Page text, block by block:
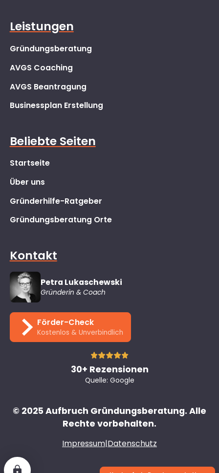
Leistungen
Gründungsberatung
AVGS Coaching
AVGS Beantragung
Businessplan Erstellung
Beliebte Seiten
Startseite
Über uns
Gründerhilfe-Ratgeber
Gründungsberatung Orte
Kontakt
Petra Lukaschewski
Gründerin & Coach
Förder-Check
Kostenlos & Unverbindlich
30+ Rezensionen
Quelle: Google
© 2025 Aufbruch Gründungsberatung. Alle
Rechte vorbehalten.
Impressum|Datenschutz